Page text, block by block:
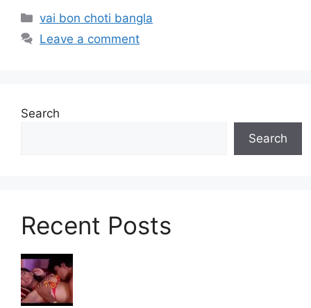
Categories
vai bon choti bangla
Leave a comment
Search
Search
Recent Posts